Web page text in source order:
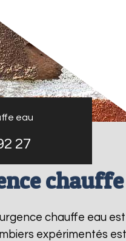
eau
27
chauffe eau
expérimentés